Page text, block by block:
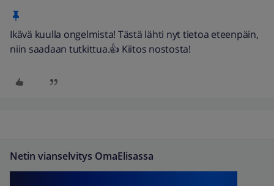
Ikävä kuulla ongelmista! Tästä lähti nyt tietoa eteenpäin,
niin saadaan tutkittua.👍 Kiitos nostosta!
Netin vianselvitys OmaElisassa